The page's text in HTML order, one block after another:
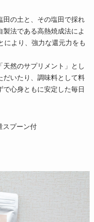
田の土と、その塩田で採れ
法である高熱焼成法によ
より、強力な還元力をも
然のサプリメント」とし
いたり、調味料として料
心身ともに安定した毎日
スプーン付